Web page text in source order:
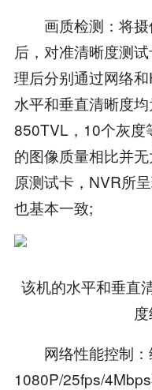
画质检测：将摄
后，对准清晰度测
理后分别通过网络
水平和垂直清晰度
850TVL，10个灰度
的图像质量相比并
原测试卡，NVR所
也基本一致;
该机的水平和垂直
网络性能控制：
1080P/25fps/